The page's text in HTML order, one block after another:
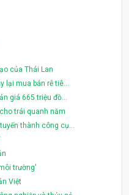
của Thái Lan
lại mua bán rễ tiê...
giá 665 triệu đồ...
trái quanh năm
thành công cụ...
trường'
Việt